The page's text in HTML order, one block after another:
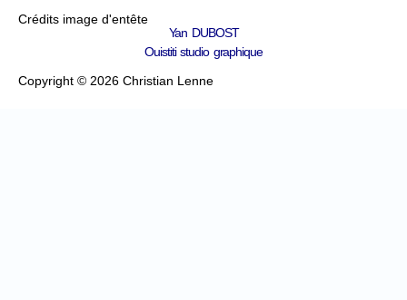
Crédits image d'entête
Yan DUBOST
Ouistiti studio graphique
Copyright © 2026 Christian Lenne